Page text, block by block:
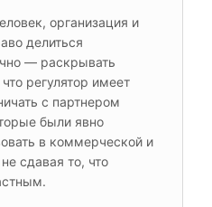
организация и
делиться
— раскрывать
регулятор имеет
с партнером
были явно
в коммерческой и
сдавая то, что